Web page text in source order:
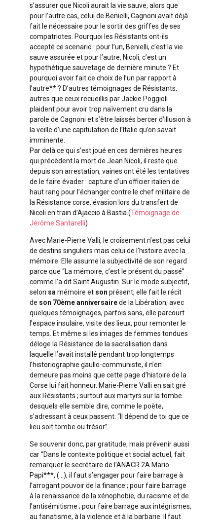
s’assurer que Nicoli aurait la vie sauve, alors que
pour l’autre cas, celui de Benielli, Cagnoni avait déjà
fait le nécessaire pour le sortir des griffes de ses
compatriotes. Pourquoi les Résistants ont-ils
accepté ce scenario : pour l’un, Benielli, c’est la vie
sauve assurée et pour l’autre, Nicoli, c’est un
hypothétique sauvetage de dernière minute ? Et
pourquoi avoir fait ce choix de l’un par rapport à
l’autre** ? D’autres témoignages de Résistants,
autres que ceux recueillis par Jackie Poggioli
plaident pour avoir trop naïvement cru dans la
parole de Cagnoni et s’être laissés bercer d’illusion à
la veille d’une capitulation de l’Italie qu’on savait
imminente.
Par delà ce qui s’est joué en ces dernières heures
qui précèdent la mort de Jean Nicoli, il reste que
depuis son arrestation, vaines ont été les tentatives
de le faire évader : capture d’un officier italien de
haut rang pour l’échanger contre le chef militaire de
la Résistance corse, évasion lors du transfert de
Nicoli en train d’Ajaccio à Bastia.(Témoignage de
Jérôme Santarelli)
Avec Marie-Pierre Valli, le croisement n’est pas celui
de destins singuliers mais celui de l’histoire avec la
mémoire. Elle assume la subjectivité de son regard
parce que “La mémoire, c’est le présent du passé”
comme l’a dit Saint Augustin. Sur le mode subjectif,
selon sa mémoire et son présent, elle fait le récit
de son 70ème anniversairede la Libération; avec
quelques témoignages, parfois sans, elle parcourt
l’espace insulaire, visite des lieux, pour remonter le
temps. Et même si les images de femmes tondues
déloge la Résistance de la sacralisation dans
laquelle l’avait installé pendant trop longtemps
l’historiographie gaullo-communiste, il n’en
demeure pas moins que cette page d’histoire de la
Corse lui fait honneur. Marie-Pierre Valli en sait gré
aux Résistants ; surtout aux martyrs sur la tombe
desquels elle semble dire, comme le poète,
s’adressant à ceux passent: “Il dépend de toi que ce
lieu soit tombe ou trésor”.
Se souvenir donc, par gratitude, mais prévenir aussi
car “Dans le contexte politique et social actuel, fait
remarquer le secrétaire de l’ANACR 2A Mario
Papi***, (…), il faut s’engager pour faire barrage à
l’arrogant pouvoir de la finance ; pour faire barrage
à la renaissance de la xénophobie, du racisme et de
l’antisémitisme ; pour faire barrage aux intégrismes,
au fanatisme, à la violence et à la barbarie. Il faut